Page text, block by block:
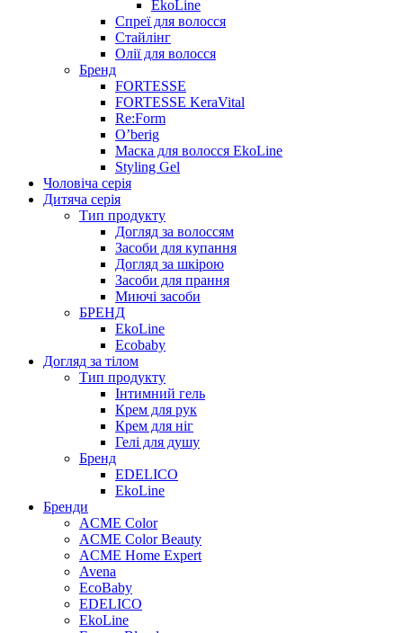
EkoLine
Спреї для волосся
Стайлінг
Олії для волосся
Бренд
FORTESSE
FORTESSE KeraVital
Re:Form
O’berig
Маска для волосся EkoLine
Styling Gel
Чоловіча серія
Дитяча серія
Тип продукту
Догляд за волоссям
Засоби для купання
Догляд за шкірою
Засоби для прання
Миючі засоби
БРЕНД
EkoLine
Ecobaby
Догляд за тілом
Тип продукту
Інтимний гель
Крем для рук
Крем для ніг
Гелі для душу
Бренд
EDELICO
EkoLine
Бренди
ACME Color
ACME Color Beauty
ACME Home Expert
Avena
EcoBaby
EDELICO
EkoLine